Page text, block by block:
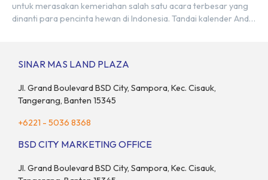
untuk merasakan kemeriahan salah satu acara terbesar yang
dinanti para pencinta hewan di Indonesia. Tandai kalender Anda
SINAR MAS LAND PLAZA
Jl. Grand Boulevard BSD City, Sampora, Kec. Cisauk,
Tangerang, Banten 15345
+6221 - 5036 8368
BSD CITY MARKETING OFFICE
Jl. Grand Boulevard BSD City, Sampora, Kec. Cisauk,